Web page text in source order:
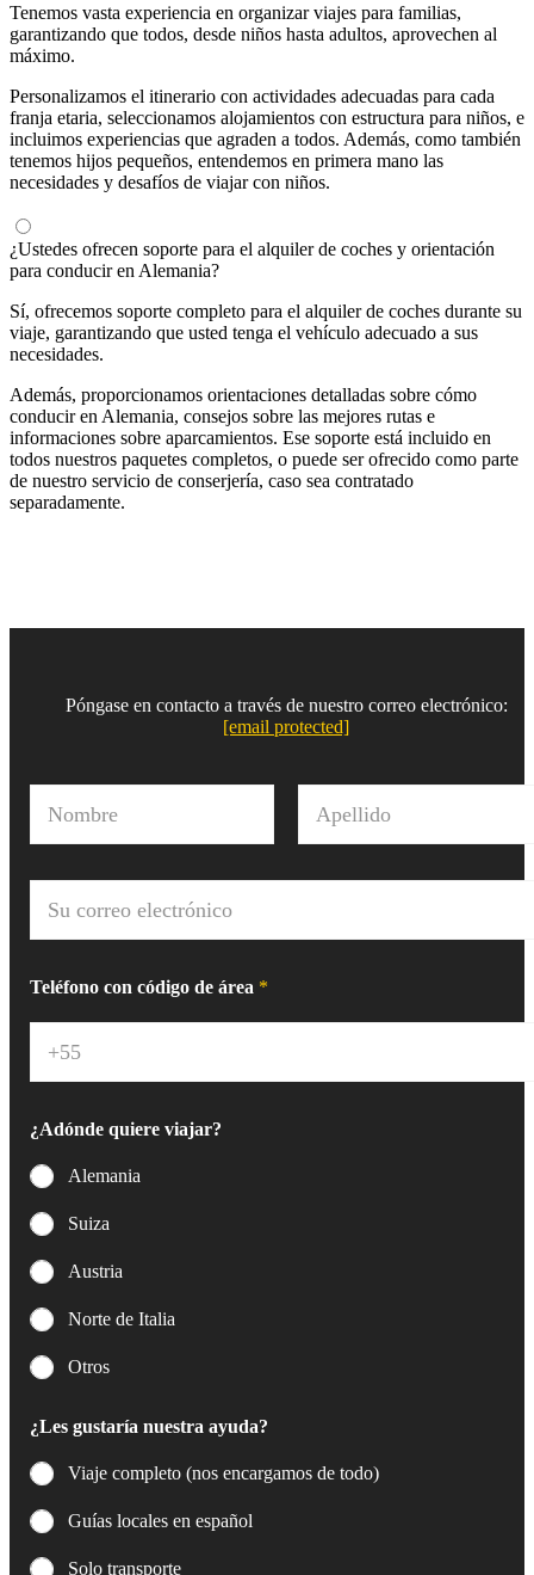
Tenemos vasta experiencia en organizar viajes para familias,
garantizando que todos, desde niños hasta adultos, aprovechen al
máximo.
Personalizamos el itinerario con actividades adecuadas para cada
franja etaria, seleccionamos alojamientos con estructura para niños, e
incluimos experiencias que agraden a todos. Además, como también
tenemos hijos pequeños, entendemos en primera mano las
necesidades y desafíos de viajar con niños.
¿Ustedes ofrecen soporte para el alquiler de coches y orientación
para conducir en Alemania?
Sí, ofrecemos soporte completo para el alquiler de coches durante su
viaje, garantizando que usted tenga el vehículo adecuado a sus
necesidades.
Además, proporcionamos orientaciones detalladas sobre cómo
conducir en Alemania, consejos sobre las mejores rutas e
informaciones sobre aparcamientos. Ese soporte está incluido en
todos nuestros paquetes completos, o puede ser ofrecido como parte
de nuestro servicio de conserjería, caso sea contratado
separadamente.
Póngase en contacto a través de nuestro correo electrónico:
[email protected]
m
r
r
e
e
r
ó
n
c
*
Teléfono con código de área *
¿Adónde quiere viajar?
Alemania
Suiza
Austria
Norte de Italia
Otros
¿Les gustaría nuestra ayuda?
Viaje completo (nos encargamos de todo)
Guías locales en español
Solo transporte